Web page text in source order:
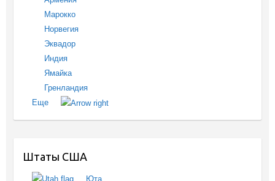
Марокко
Норвегия
Эквадор
Индия
Ямайка
Гренландия
Еще
Штаты США
Юта